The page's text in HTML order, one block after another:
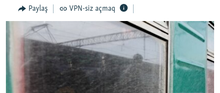
QANUNI DOĞRU
ARAŞDIRMA
MULTIMEDIA
VIDEO
FOTOQALEREYA
RADIO ARXIV
OXU ZALI
HAQQIMIZDA
Paylaş VPN-siz açmaq